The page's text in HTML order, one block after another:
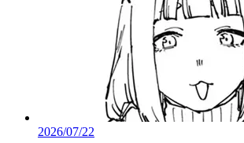
2026/07/22